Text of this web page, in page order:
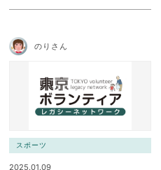
のりさん
スポーツ
2025.01.09